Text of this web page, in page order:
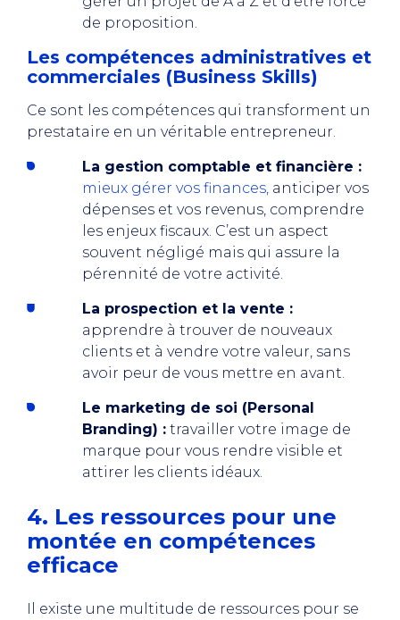
de proposition.
Les compétences administratives et
commerciales (Business Skills)
Ce sont les compétences qui transforment un
prestataire en un véritable entrepreneur.
La gestion comptable et financière :
mieux gérer vos finances, anticiper vos
dépenses et vos revenus, comprendre
les enjeux fiscaux. C’est un aspect
souvent négligé mais qui assure la
pérennité de votre activité.
La prospection et la vente :
apprendre à trouver de nouveaux
clients et à vendre votre valeur, sans
avoir peur de vous mettre en avant.
Le marketing de soi (Personal
Branding) : travailler votre image de
marque pour vous rendre visible et
attirer les clients idéaux.
4. Les ressources pour une
montée en compétences
efficace
Il existe une multitude de ressources pour se